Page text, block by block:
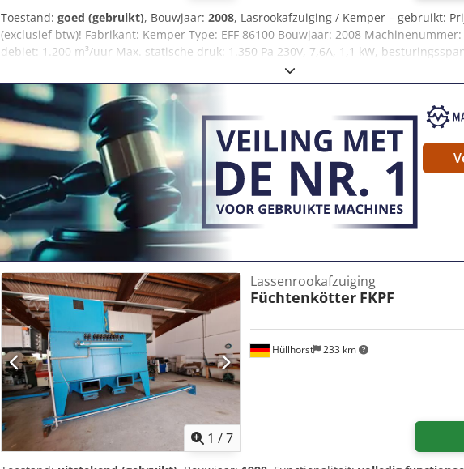
Toestand: goed (gebruikt), Bouwjaar: 2008, Lasrookafzuiging / Kemper – gebruikt:
(exclusief btw)! Fabrikant: Kemper Type: EFF 86100 Bouwjaar: 2008
debiet: 1.200 m³/uur Max. statische druk: 1.350 Pa 230V, 7,6A, 1,1 kW,
Aezp Rw Nohhja Hoogspanning: ionisator: 11,5 kV / collector: 5,8 kV IP 54 Gewicht ca.
Beschikbaar: per direct Locatie: Leipzig
1 /7
Hüllhorst 233 km
Lassenrookafzuiging
Füchtenkötter FKPF